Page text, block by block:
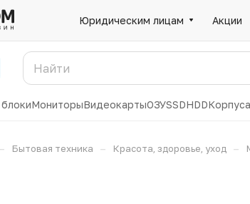
Юридическим лицам Акции
МониторыВидеокартыОЗУSSDHDDКорпуса
– Бытовая техника – Красота, здоровье, уход –